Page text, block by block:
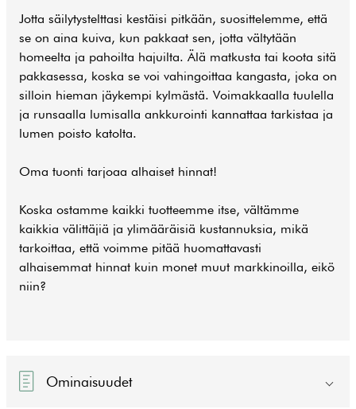
Jotta säilytystelttasi kestäisi pitkään, suosittelemme, että
se on aina kuiva, kun pakkaat sen, jotta vältytään
homeelta ja pahoilta hajuilta. Älä matkusta tai koota sitä
pakkasessa, koska se voi vahingoittaa kangasta, joka on
silloin hieman jäykempi kylmästä. Voimakkaalla tuulella
ja runsaalla lumisalla ankkurointi kannattaa tarkistaa ja
lumen poisto katolta.
Oma tuonti tarjoaa alhaiset hinnat!
Koska ostamme kaikki tuotteemme itse, vältämme
kaikkia välittäjiä ja ylimääräisiä kustannuksia, mikä
tarkoittaa, että voimme pitää huomattavasti
alhaisemmat hinnat kuin monet muut markkinoilla, eikö
niin?
Ominaisuudet